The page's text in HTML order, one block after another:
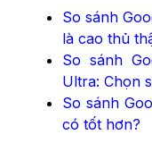
So sánh
là cao thủ
So sánh
Ultra: Chọn
So sánh
có tốt hơn?